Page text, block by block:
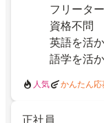
フリータ
資格不問
英語を活
語学を活
人気 かんたん応
正社員